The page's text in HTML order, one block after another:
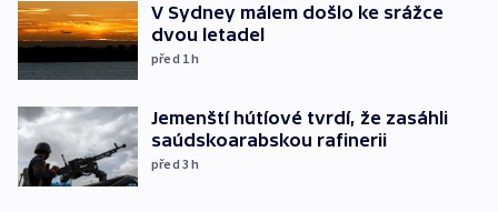
V Sydney málem došlo ke srážce
dvou letadel
před 1h
Jemenští hútíové tvrdí, že zasáhli
saúdskoarabskou rafinerii
před 3h